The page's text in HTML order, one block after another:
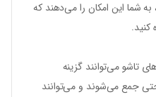
شما این امکان را می‌دهند که
کنید.
تاشو می‌توانند گزینه
جمع می‌شوند و می‌توانند